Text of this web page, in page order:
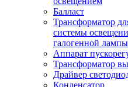
Балласт
Трансформатор
системы
галогенной
Аппарат
Трансформатор
Драйвер
Конденсатор